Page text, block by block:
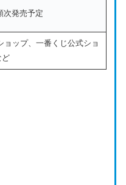
次発売予定
ョップ、一番くじ公式ショ
ど